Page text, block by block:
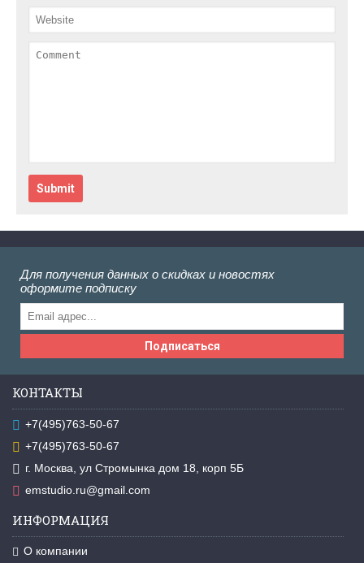
Submit
Для получения данных о скидках и новостях
оформите подписку
Подписаться
КОНТАКТЫ
+7(495)763-50-67
+7(495)763-50-67
г. Москва, ул Стромынка дом 18, корп 5Б
emstudio.ru@gmail.com
ИНФОРМАЦИЯ
О компании